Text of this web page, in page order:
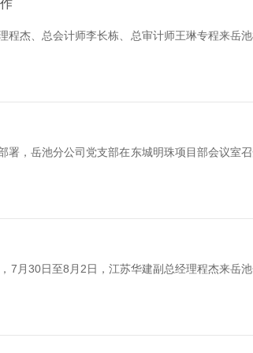
杰、总会计师李长栋、总审计师王琳专程来岳
署，岳池分公司党支部在东城明珠项目部会议室
7月30日至8月2日，江苏华建副总经理程杰来岳